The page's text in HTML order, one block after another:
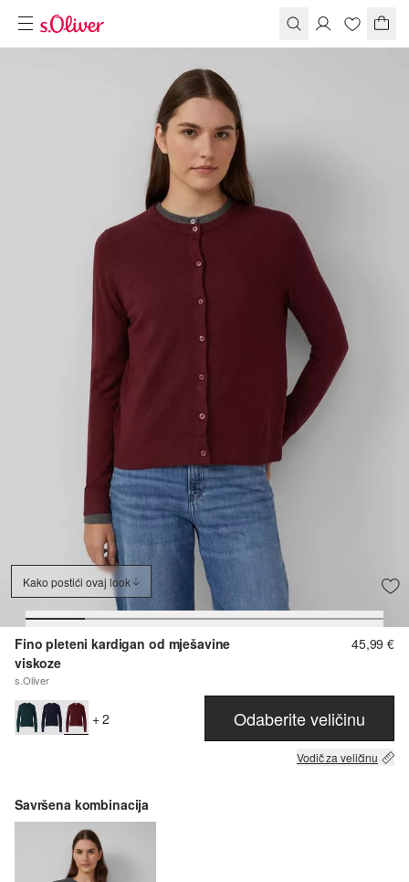
Kako postići ovaj look
Fino pleteni kardigan od mješavine
viskoze
s.Oliver
45,99 €
+ 2 Odaberite veličinu
Vodič za veličinu
Savršena kombinacija